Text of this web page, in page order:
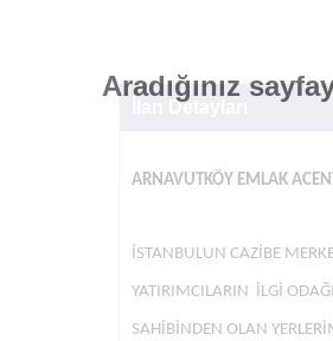
Aradığınız
İlan Detayları
ARNAVUTKÖY EMLAK
İSTANBULUN CAZİBE
YATIRIMCILARIN İLGİ
SAHİBİNDEN OLAN